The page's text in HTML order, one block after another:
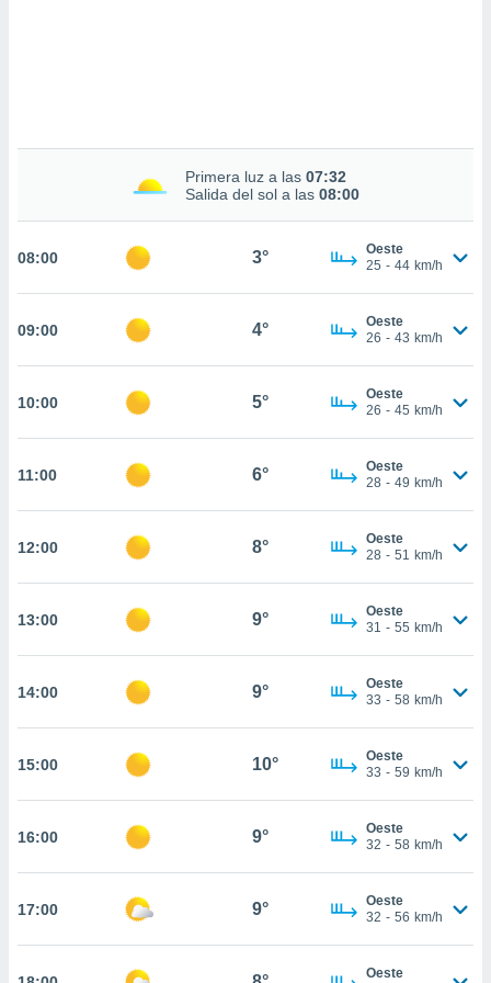
de
sitio
de que
sean
para
ni para
no
web a
Primera luz a las 07:32
Salida del sol a las 08:00
08:00 3°
Oeste
25 - 44 km/h
09:00 4°
Oeste
26 - 43 km/h
10:00 5°
Oeste
26 - 45 km/h
11:00 6°
Oeste
28 - 49 km/h
12:00 8°
Oeste
28 - 51 km/h
13:00 9°
Oeste
31 - 55 km/h
14:00 9°
Oeste
33 - 58 km/h
15:00 10°
Oeste
33 - 59 km/h
16:00 9°
Oeste
32 - 58 km/h
17:00 9°
Oeste
32 - 56 km/h
Oeste